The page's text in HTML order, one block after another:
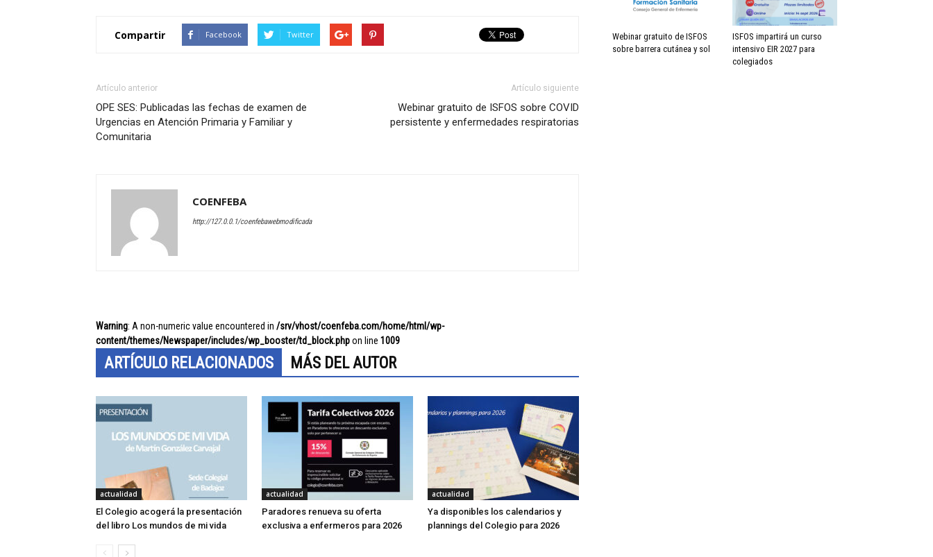
Compartir Facebook Twitter
Artículo anterior
OPE SES: Publicadas las fechas de examen de
Urgencias en Atención Primaria y Familiar y
Comunitaria
Artículo siguiente
Webinar gratuito de ISFOS sobre COVID
persistente y enfermedades respiratorias
COENFEBA
http://127.0.0.1/coenfebawebmodificada
Warning: A non-numeric value encountered in /srv/vhost/coenfeba.com/home/html/wp-
content/themes/Newspaper/includes/wp_booster/td_block.phpon line 1009
ARTÍCULO RELACIONADOS MÁS DEL AUTOR
actualidad
El Colegio acogerá la presentación
del libro Los mundos de mi vida
actualidad
Paradores renueva su oferta
exclusiva a enfermeros para 2026
actualidad
Ya disponibles los calendarios y
plannings del Colegio para 2026
Webinar gratuito de ISFOS
sobre barrera cutánea y sol
ISFOS impartirá un curso
intensivo EIR 2027 para
colegiados